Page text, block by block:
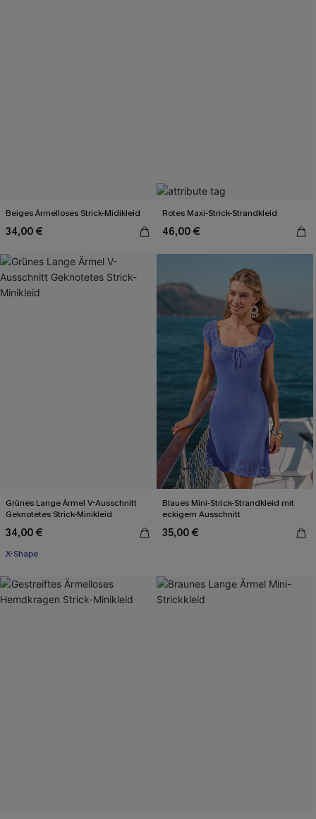
Beiges Ärmelloses Strick-Midikleid
34,00 €
Rotes Maxi-Strick-Strandkleid
46,00 €
Grünes Lange Ärmel V-Ausschnitt
Geknotetes Strick-Minikleid
34,00 €
X-Shape
Blaues Mini-Strick-Strandkleid mit
eckigem Ausschnitt
35,00 €